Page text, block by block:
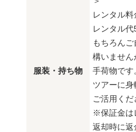
服装・持ち物
レンタル
レンタル
もちろん
構いません
手荷物です
ツアーに
ご活用くだ
※保証金は
返却時に返